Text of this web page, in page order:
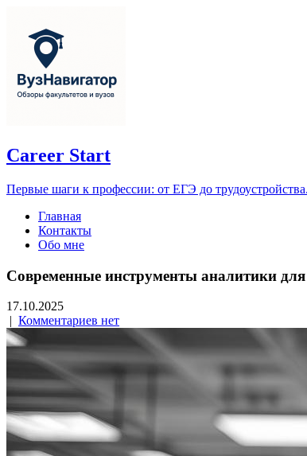
Career Start
Первые шаги к профессии: от ЕГЭ до трудоустройства.
Главная
Контакты
Обо мне
Современные инструменты аналитики
17.10.2025
| Комментариев нет